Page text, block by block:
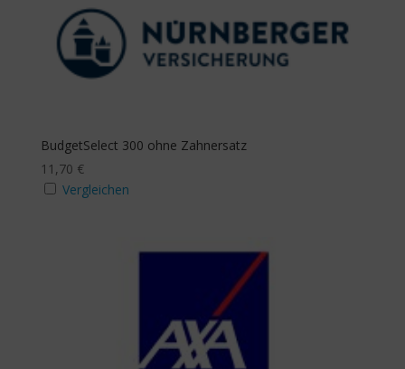
Zusatzbudget Sehhilfe
Ja
Stichwortsuche
BudgetSelect 300 ohne Zahnersatz
11,70 €
Vergleichen